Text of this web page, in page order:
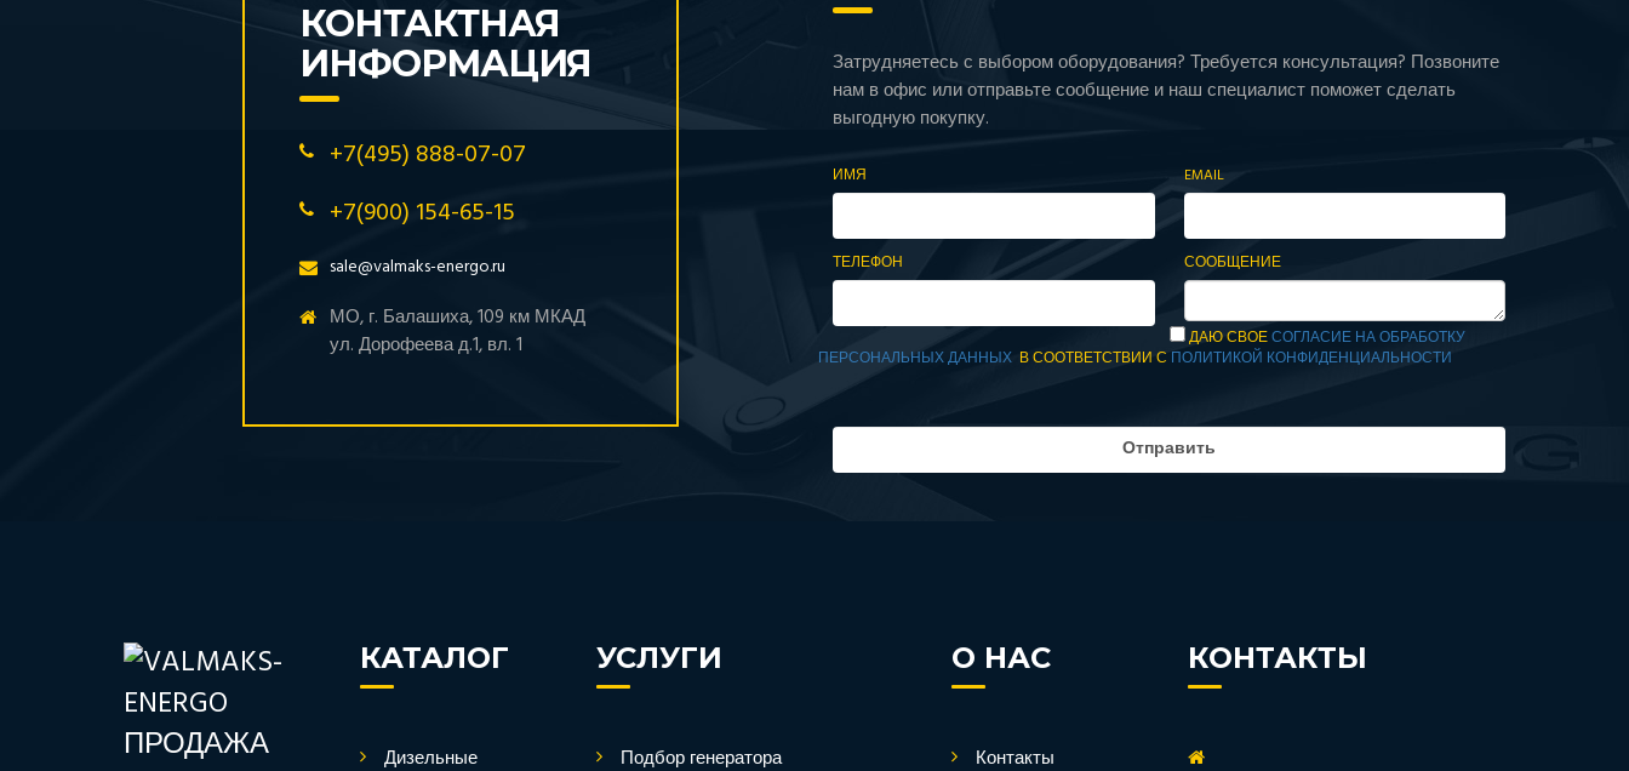
КОНТАКТНАЯ
ИНФОРМАЦИЯ
+7(495) 888-07-07
+7(900) 154-65-15
sale@valmaks-energo.ru
МО, г. Балашиха, 109 км МКАД
ул. Дорофеева д.1, вл. 1
Затрудняетесь с выбором оборудования? Требуется консультация? Позвоните
нам в офис или отправьте сообщение и наш специалист поможет сделать
выгодную покупку.
ИМЯ EMAIL
ТЕЛЕФОН СООБЩЕНИЕ
ДАЮ СВОЕСОГЛАСИЕ НА ОБРАБОТКУ
ПЕРСОНАЛЬНЫХ ДАННЫХ В СООТВЕТСТВИИ С ПОЛИТИКОЙ КОНФИДЕНЦИАЛЬНОСТИ
КАТАЛОГ
Дизельные
УСЛУГИ
Подбор генератора
О НАС
Контакты
КОНТАКТЫ